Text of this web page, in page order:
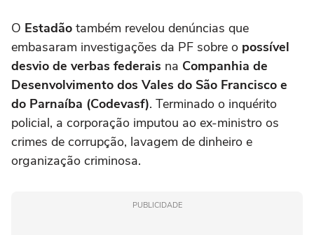
O Estadão também revelou denúncias que
embasaram investigações da PF sobre o possível
desvio de verbas federais na Companhia de
Desenvolvimento dos Vales do São Francisco e
do Parnaíba (Codevasf). Terminado o inquérito
policial, a corporação imputou ao ex-ministro os
crimes de corrupção, lavagem de dinheiro e
organização criminosa.
PUBLICIDADE